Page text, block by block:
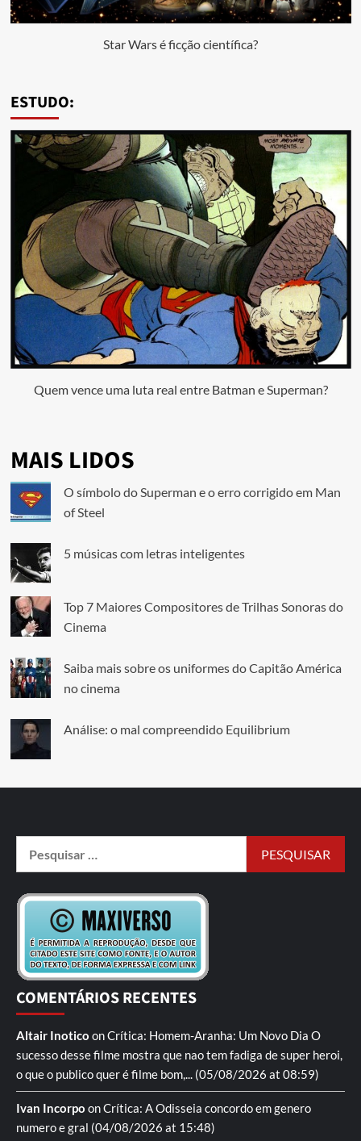
Star Wars é ficção científica?
ESTUDO:
Quem vence uma luta real entre Batman e Superman?
MAIS LIDOS
O símbolo do Superman e o erro corrigido em Man
of Steel
5 músicas com letras inteligentes
Top 7 Maiores Compositores de Trilhas Sonoras do
Cinema
Saiba mais sobre os uniformes do Capitão América
no cinema
Análise: o mal compreendido Equilibrium
COMENTÁRIOS RECENTES
Altair Inotico onCrítica: Homem-Aranha: Um Novo Dia O
sucesso desse filme mostra que nao tem fadiga de super heroi,
o que o publico quer é filme bom,... (05/08/2026 at 08:59)
Ivan Incorpo onCrítica: A Odisseia concordo em genero
numero e gral (04/08/2026 at 15:48)